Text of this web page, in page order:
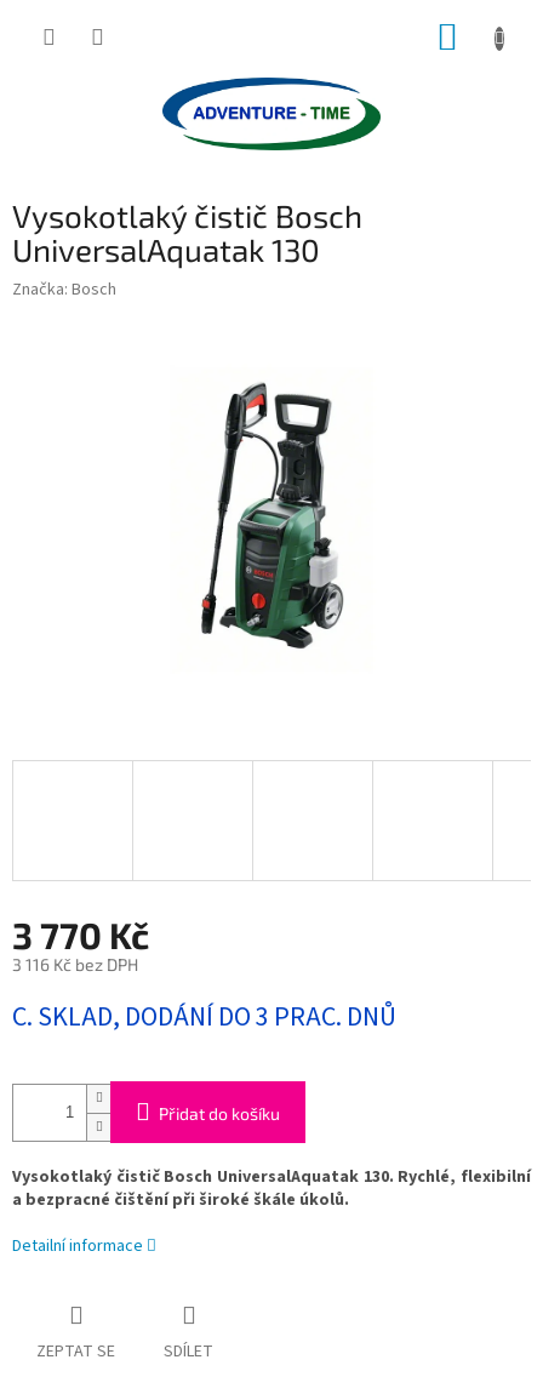
Vysokotlaký čistič Bosch
UniversalAquatak 130
Značka: Bosch
3 770 Kč
3 116 Kč bez DPH
cena:
C. SKLAD, DODÁNÍ DO 3 PRAC. DNŮ
Přidat do košíku
Vysokotlaký čistič Bosch UniversalAquatak 130. Rychlé, flexibilní
a bezpracné čištění při široké škále úkolů.
Detailní informace
ZEPTAT SE SDÍLET